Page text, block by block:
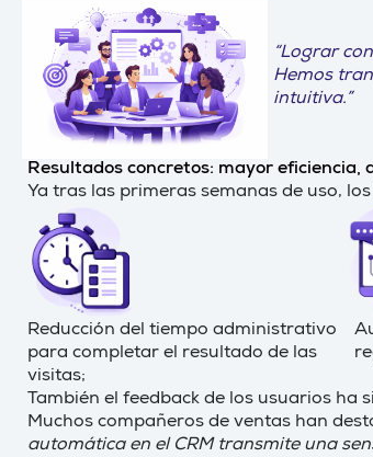
“Lograr
Hemos
intuitiva.”
Resultados concretos: mayor eficiencia,
Ya tras las primeras semanas de uso,
Reducción del tiempo administrativo
para completar el resultado de las
visitas;
También el feedback de los usuarios
Muchos compañeros de ventas han
automática en el CRM transmite una